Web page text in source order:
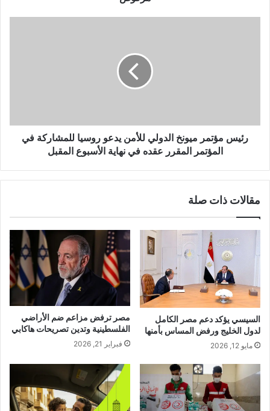
رئيس مؤتمر ميونخ الدولي للأمن يدعو روسيا للمشاركة في
المؤتمر المقرر عقده في نهاية الأسبوع المقبل
مقالات ذات صلة
السيسي يؤكد دعم مصر الكامل
لدول الخليج ورفض المساس بأمنها
مايو 12, 2026
مصر ترفض مزاعم ضم الأراضي
الفلسطينية وتدين تصريحات هاكابي
فبراير 21, 2026